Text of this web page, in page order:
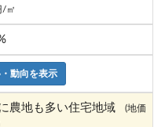
/㎡
動向を表示
農地も多い住宅地域
(地価